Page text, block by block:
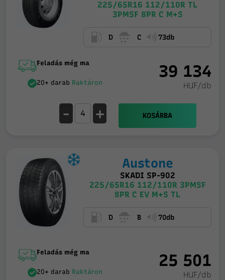
225/65R16 112/110R TL
3PMSF 8PR C M+S
D C 73db
Feladás még ma
20+ darabRaktáron
39 134
HUF/db
- + KOSÁRBA
Austone
SKADI SP-902
225/65R16 112/110R 3PMSF
8PR C EV M+S TL
D B 70db
Feladás még ma
20+ darabRaktáron
25 501
HUF/db